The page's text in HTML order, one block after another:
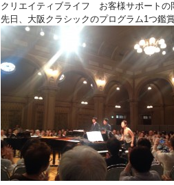
クリエイティブライフ お客様サポートの
先日、大阪クラシックのプログラム1つ鑑